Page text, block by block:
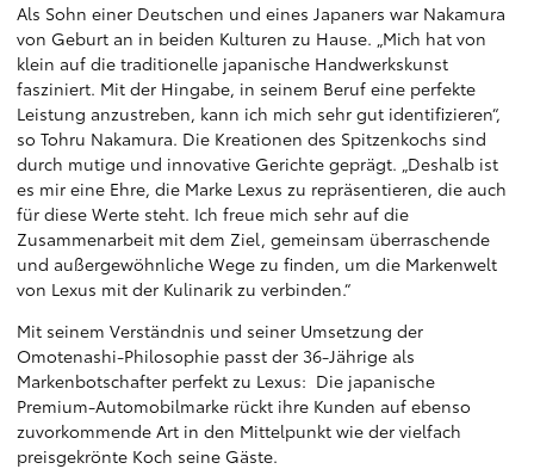
Als Sohn einer Deutschen und eines Japaners war Nakamura
von Geburt an in beiden Kulturen zu Hause. „Mich hat von
klein auf die traditionelle japanische Handwerkskunst
fasziniert. Mit der Hingabe, in seinem Beruf eine perfekte
Leistung anzustreben, kann ich mich sehr gut identifizieren“,
so Tohru Nakamura. Die Kreationen des Spitzenkochs sind
durch mutige und innovative Gerichte geprägt. „Deshalb ist
es mir eine Ehre, die Marke Lexus zu repräsentieren, die auch
für diese Werte steht. Ich freue mich sehr auf die
Zusammenarbeit mit dem Ziel, gemeinsam überraschende
und außergewöhnliche Wege zu finden, um die Markenwelt
von Lexus mit der Kulinarik zu verbinden.“
Mit seinem Verständnis und seiner Umsetzung der
Omotenashi-Philosophie passt der 36-Jährige als
Markenbotschafter perfekt zu Lexus: Die japanische
Premium-Automobilmarke rückt ihre Kunden auf ebenso
zuvorkommende Art in den Mittelpunkt wie der vielfach
preisgekrönte Koch seine Gäste.